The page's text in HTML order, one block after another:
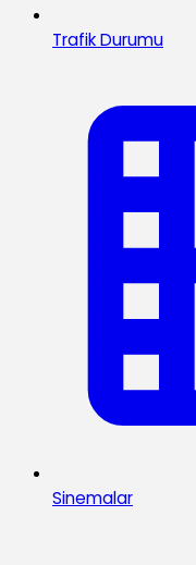
Trafik Durumu
Sinemalar